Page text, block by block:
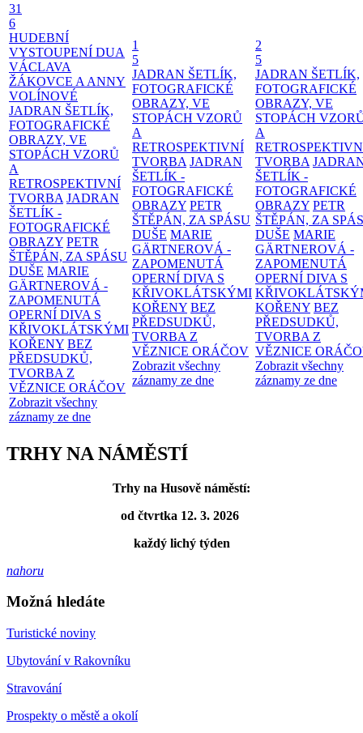
31
6
HUDEBNÍ
VYSTOUPENÍ DUA
VÁCLAVA
ŽÁKOVCE A ANNY
VOLÍNOVÉ
JADRAN ŠETLÍK,
FOTOGRAFICKÉ
OBRAZY, VE
STOPÁCH VZORŮ
A
RETROSPEKTIVNÍ
TVORBA JADRAN
ŠETLÍK -
FOTOGRAFICKÉ
OBRAZY PETR
ŠTĚPÁN, ZA SPÁSU
DUŠE MARIE
GÄRTNEROVÁ -
ZAPOMENUTÁ
OPERNÍ DIVA S
KŘIVOKLÁTSKÝMI
KOŘENY BEZ
PŘEDSUDKŮ,
TVORBA Z
VĚZNICE ORÁČOV
Zobrazit všechny
záznamy ze dne
1
5
JADRAN ŠETLÍK,
FOTOGRAFICKÉ
OBRAZY, VE
STOPÁCH VZORŮ
A
RETROSPEKTIVNÍ
TVORBA JADRAN
ŠETLÍK -
FOTOGRAFICKÉ
OBRAZY PETR
ŠTĚPÁN, ZA SPÁSU
DUŠE MARIE
GÄRTNEROVÁ -
ZAPOMENUTÁ
OPERNÍ DIVA S
KŘIVOKLÁTSKÝMI
KOŘENY BEZ
PŘEDSUDKŮ,
TVORBA Z
VĚZNICE ORÁČOV
Zobrazit všechny
záznamy ze dne
2
5
JADRAN ŠETLÍK,
FOTOGRAFICKÉ
OBRAZY, VE
STOPÁCH
A
TVORBA
ŠETLÍK -
FOTOGRAFICKÉ
OBRAZY PETR
ŠTĚPÁN, ZA
DUŠE MARIE
GÄRTNEROVÁ -
ZAPOMENUTÁ
OPERNÍ DIVA S
KOŘENY BEZ
PŘEDSUDKŮ,
TVORBA Z
VĚZNICE
Zobrazit všechny
záznamy ze dne
TRHY NA NÁMĚSTÍ
Trhy na Husově náměstí:
od čtvrtka 12. 3. 2026
každý lichý týden
nahoru
Možná hledáte
Turistické noviny
Ubytování v Rakovníku
Stravování
Prospekty o městě a okolí